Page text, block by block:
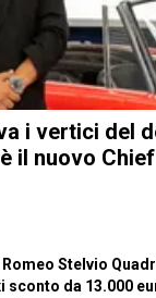
i vertici del
il nuovo
Romeo Stelvio
sconto da 13.000